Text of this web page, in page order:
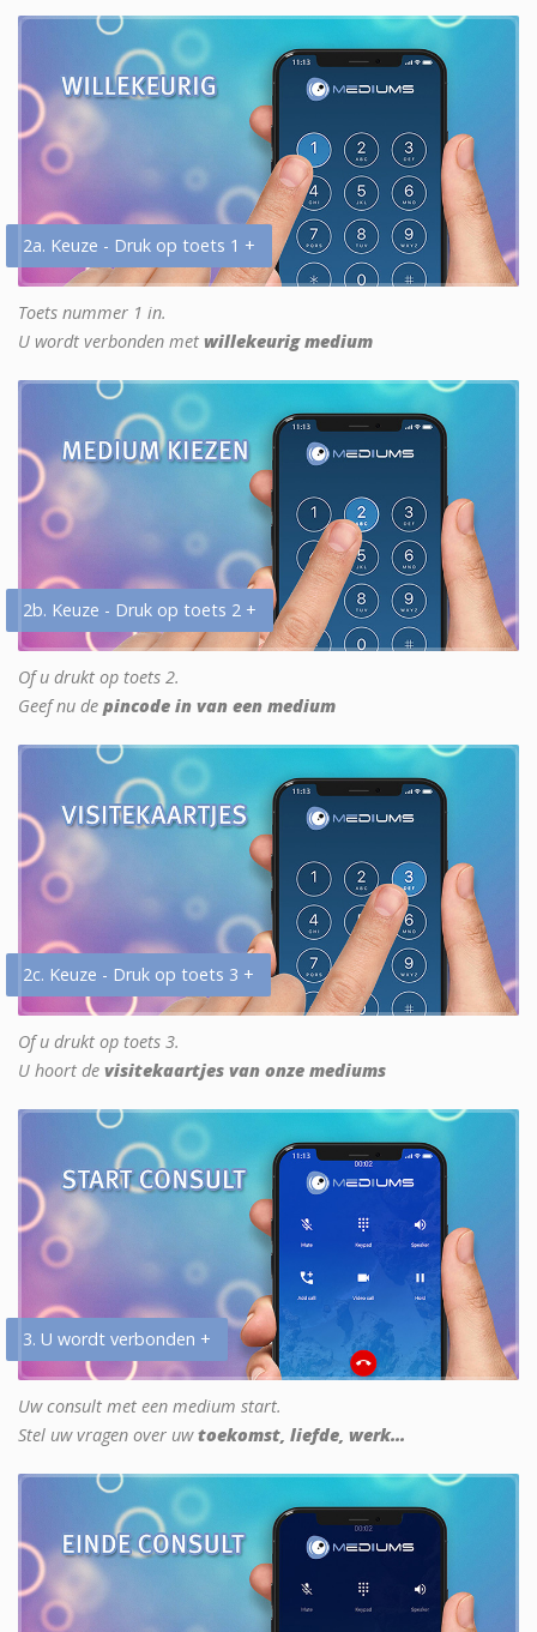
2a. Keuze - Druk op toets 1 +
Toets nummer 1 in.
U wordt verbonden met willekeurig medium
2b. Keuze - Druk op toets 2 +
Of u drukt op toets 2.
Geef nu de pincode in van een medium
2c. Keuze - Druk op toets 3 +
Of u drukt op toets 3.
U hoort de visitekaartjes van onze mediums
3. U wordt verbonden +
Uw consult met een medium start.
Stel uw vragen over uwtoekomst, liefde, werk...